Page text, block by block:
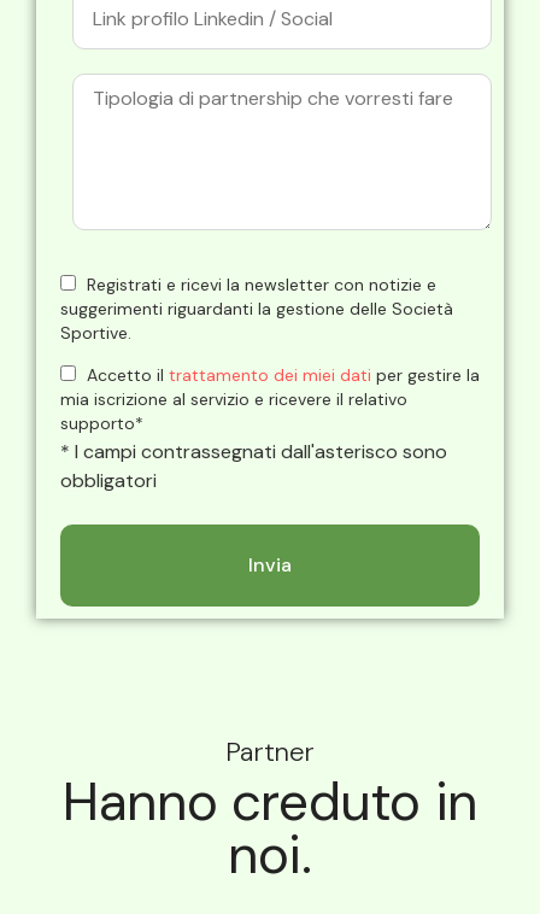
Registrati e ricevi la newsletter con notizie e
suggerimenti riguardanti la gestione delle Società
Sportive.
Accetto il trattamento dei miei dati per gestire la
mia iscrizione al servizio e ricevere il relativo
supporto*
* I campi contrassegnati dall'asterisco sono
obbligatori
Partner
Hanno creduto in
noi.